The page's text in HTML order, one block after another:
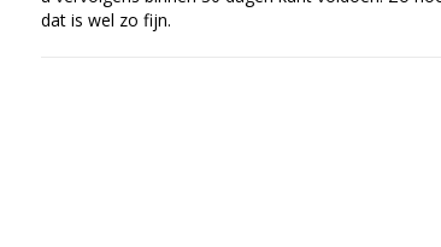
dat is wel zo fijn.